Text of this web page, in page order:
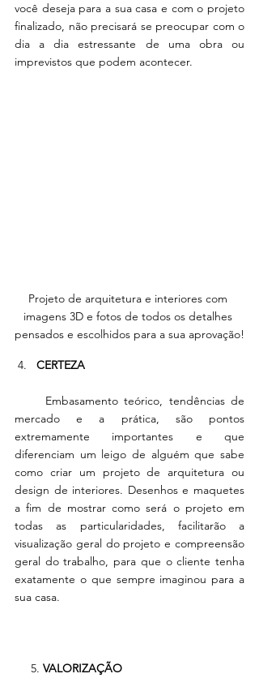
você deseja para a sua casa e com o projeto
finalizado, não precisará se preocupar com o
dia a dia estressante de uma obra ou
imprevistos que podem acontecer.
Projeto de arquitetura e interiores com
imagens 3D e fotos de todos os detalhes
pensados e escolhidos para a sua aprovação!
4. CERTEZA
mercado e a prática, são pontos
extremamente importantes e que
diferenciam um leigo de alguém que sabe
como criar um projeto de arquitetura ou
design de interiores. Desenhos e maquetes
a fim de mostrar como será o projeto em
todas as particularidades, facilitarão a
visualização geral do projeto e compreensão
geral do trabalho, para que o cliente tenha
exatamente o que sempre imaginou para a
sua casa.
     5.
VALORIZAÇÃO